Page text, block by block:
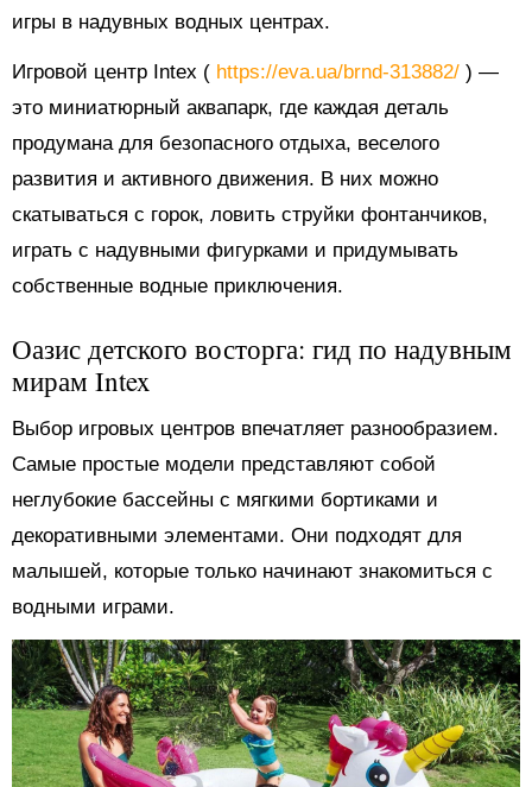
игры в надувных водных центрах.
Игровой центр Intex ( https://eva.ua/brnd-313882/ ) —
это миниатюрный аквапарк, где каждая деталь
продумана для безопасного отдыха, веселого
развития и активного движения. В них можно
скатываться с горок, ловить струйки фонтанчиков,
играть с надувными фигурками и придумывать
собственные водные приключения.
Оазис детского восторга: гид по надувным
мирам Intex
Выбор игровых центров впечатляет разнообразием.
Самые простые модели представляют собой
неглубокие бассейны с мягкими бортиками и
декоративными элементами. Они подходят для
малышей, которые только начинают знакомиться с
водными играми.